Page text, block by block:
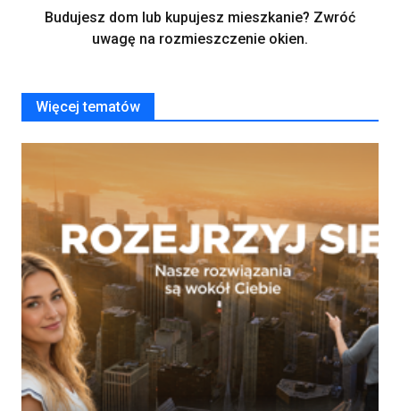
Budujesz dom lub kupujesz mieszkanie? Zwróć
uwagę na rozmieszczenie okien.
Więcej tematów